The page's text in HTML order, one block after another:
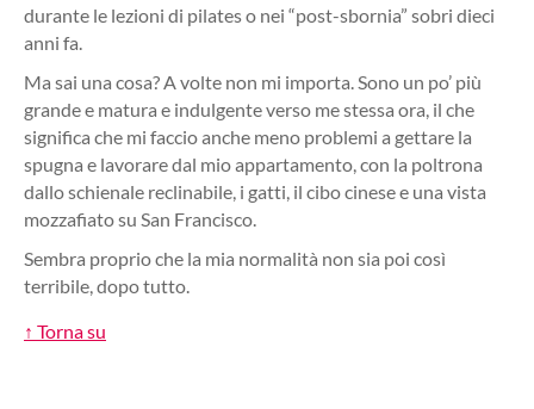
durante le lezioni di pilates o nei “post-sbornia” sobri dieci
anni fa.
Ma sai una cosa? A volte non mi importa. Sono un po’ più
grande e matura e indulgente verso me stessa ora, il che
significa che mi faccio anche meno problemi a gettare la
spugna e lavorare dal mio appartamento, con la poltrona
dallo schienale reclinabile, i gatti, il cibo cinese e una vista
mozzafiato su San Francisco.
Sembra proprio che la mia normalità non sia poi così
terribile, dopo tutto.
↑ Torna su